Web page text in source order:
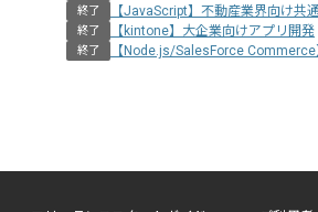
終了 【JavaScript】不動産業界向け共
終了 【kintone】大企業向けアプリ開発
終了 【Node.js/SalesForce